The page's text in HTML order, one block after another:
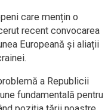
care mențin o
recent convocarea
Europeană și aliații
a Republicii
fundamentală pentru